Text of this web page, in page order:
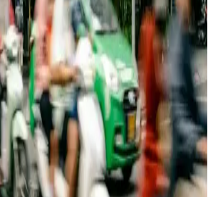
şıklık ve sıcaklığı bir arada sunuyor.
montu karşılaştırarak, ihtiyacınıza uygun
yardımcı oluyor.
Mont Modanın ve
Günlük Şıklık Sağlar
kadın siyah deri mont, kaliteli
günlük kullanıma uygun, rahat ve
çıkar.
Mont Modelleri ve Seçim
Outdoor Kullanım